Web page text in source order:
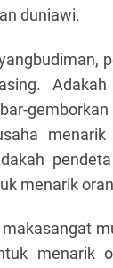
duniawi.
menarik
makasangat
menarik